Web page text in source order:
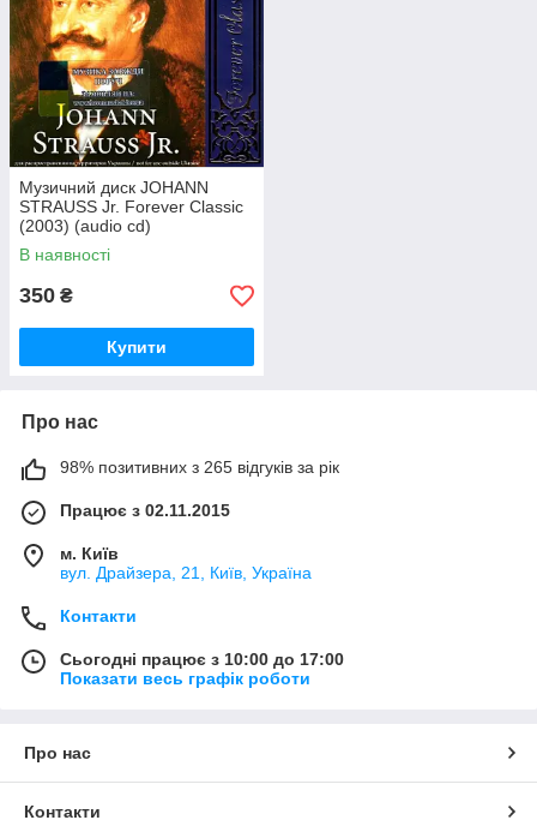
Музичний диск JOHANN
STRAUSS Jr. Forever Classic
(2003) (audio cd)
В наявності
350 ₴
Купити
Про нас
98% позитивних з 265 відгуків за рік
Працює з 02.11.2015
м. Київ
вул. Драйзера, 21, Київ, Україна
Контакти
Сьогодні працює з 10:00 до 17:00
Показати весь графік роботи
Про нас
Контакти